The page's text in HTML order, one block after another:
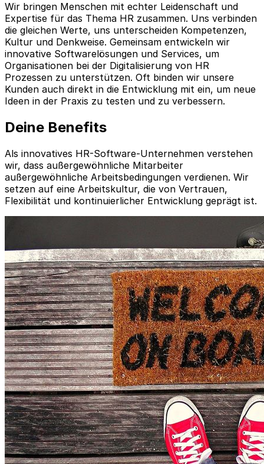
Wir bringen Menschen mit echter Leidenschaft und
Expertise für das Thema HR zusammen. Uns verbinden
die gleichen Werte, uns unterscheiden Kompetenzen,
Kultur und Denkweise. Gemeinsam entwickeln wir
innovative Softwarelösungen und Services, um
Organisationen bei der Digitalisierung von HR
Prozessen zu unterstützen. Oft binden wir unsere
Kunden auch direkt in die Entwicklung mit ein, um neue
Ideen in der Praxis zu testen und zu verbessern.
Deine Benefits
Als innovatives HR-Software-Unternehmen verstehen
wir, dass außergewöhnliche Mitarbeiter
außergewöhnliche Arbeitsbedingungen verdienen. Wir
setzen auf eine Arbeitskultur, die von Vertrauen,
Flexibilität und kontinuierlicher Entwicklung geprägt ist.